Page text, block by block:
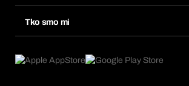
Ponovno naručivanje
Pretplate
Tražitelji proizvoda
Tko smo mi
Što nas pokreće